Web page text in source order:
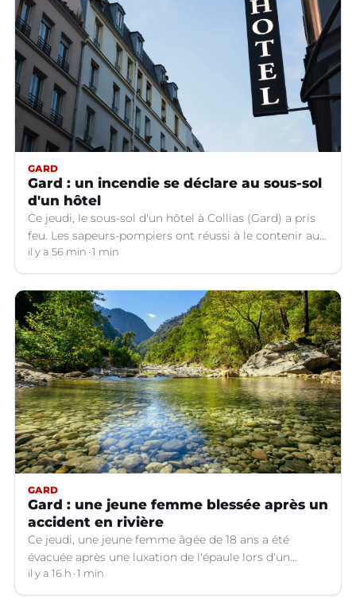
GARD
Gard : un incendie se déclare au sous-sol
d'un hôtel
Ce jeudi, le sous-sol d'un hôtel à Collias (Gard) a pris
feu. Les sapeurs-pompiers ont réussi à le contenir au
niveau de la buanderie.
il y a 56 min 1 min
GARD
Gard : une jeune femme blessée après un
accident en rivière
Ce jeudi, une jeune femme âgée de 18 ans a été
évacuée après une luxation de l'épaule lors d'un
plongeon dans une rivière à Saint-André-de-
Valborgne (Gard).
il y a 16 h 1 min